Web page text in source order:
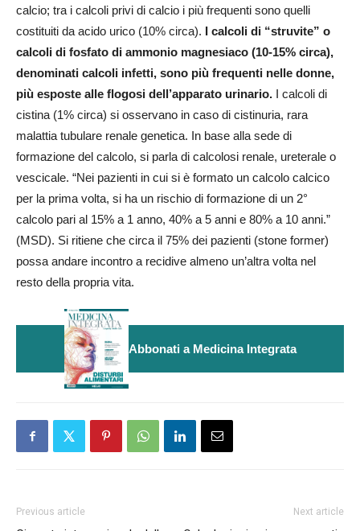
calcio; tra i calcoli privi di calcio i più frequenti sono quelli
costituiti da acido urico (10% circa). I calcoli di “struvite” o
calcoli di fosfato di ammonio magnesiaco (10-15% circa),
denominati calcoli infetti, sono più frequenti nelle donne,
più esposte alle flogosi dell’apparato urinario. I calcoli di
cistina (1% circa) si osservano in caso di cistinuria, rara
malattia tubulare renale genetica. In base alla sede di
formazione del calcolo, si parla di calcolosi renale, ureterale o
vescicale. “Nei pazienti in cui si è formato un calcolo calcico
per la prima volta, si ha un rischio di formazione di un 2°
calcolo pari al 15% a 1 anno, 40% a 5 anni e 80% a 10 anni.”
(MSD). Si ritiene che circa il 75% dei pazienti (stone former)
possa andare incontro a recidive almeno un’altra volta nel
resto della propria vita.
Abbonati a Medicina Integrata
Previous article Next article